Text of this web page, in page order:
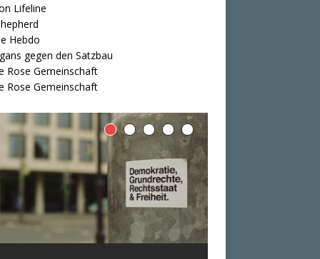
Lifeline
Hebdo
gegen den Satzbau
Rose Gemeinschaft
Rose Gemeinschaft